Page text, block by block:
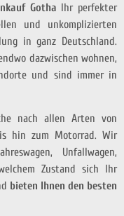
Gotha Ihr perfekter
und unkomplizierten
in ganz Deutschland.
dazwischen wohnen,
und sind immer in
nach allen Arten von
hin zum Motorrad. Wir
Unfallwagen,
Zustand sich Ihr
bieten Ihnen den besten